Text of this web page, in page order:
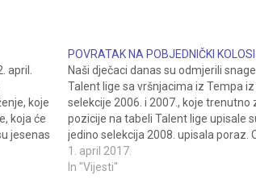
april.
koje
koja će
jesenas
POVRATAK NA POBJEDNIČKI
Naši dječaci danas su odmjerili
Talent lige sa vršnjacima iz Tempa iz
selekcije 2006. i 2007., koje
pozicije na tabeli Talent lige upisale
jedino selekcija 2008. upisala poraz.
revanširali našim drugarima iz…
1. april 2017.
In "Vijesti"